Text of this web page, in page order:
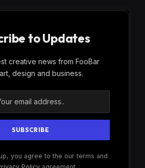
to Updates
creative news from FooBar
design and business.
you agree to the our terms and